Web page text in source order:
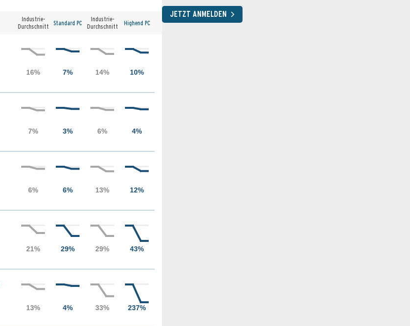
Industrie-
Durchschnitt
Standard PC
Industrie-
Durchschnitt
Highend PC
JETZT ANMELDEN